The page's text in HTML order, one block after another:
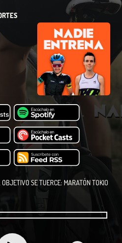
SE TUERCE: MARATÓN TOKIO